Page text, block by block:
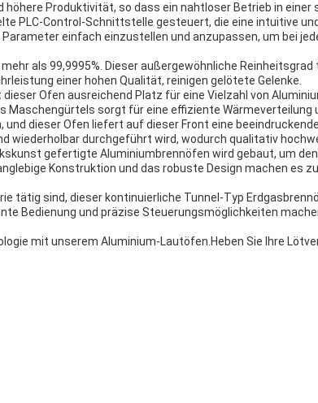
Produktivität, so dass ein nahtloser Betrieb in einer
PLC-Control-Schnittstelle gesteuert, die eine intuitive
einfach einzustellen und anzupassen, um bei
als 99,9995%. Dieser außergewöhnliche
einer hohen Qualität, reinigen gelötete Gelenke.
Ofen ausreichend Platz für eine Vielzahl von
sorgt für eine effiziente Wärmeverteilung
dieser Ofen liefert auf dieser Front eine
wiederholbar durchgeführt wird, wodurch qualitativ
gefertigte Aluminiumbrennöfen wird gebaut, um
Konstruktion und das robuste Design machen es
tätig sind, dieser kontinuierliche Tunnel-Typ
Bedienung und präzise Steuerungsmöglichkeiten
mit unserem Aluminium-Lautöfen.Heben Sie Ihre